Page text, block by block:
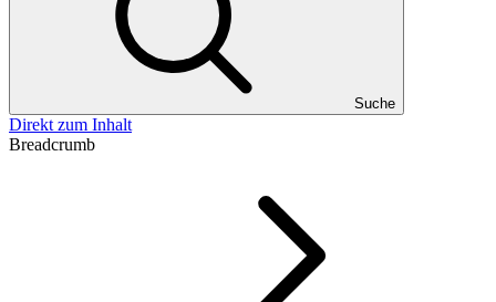
Suche
Direkt zum Inhalt
Breadcrumb